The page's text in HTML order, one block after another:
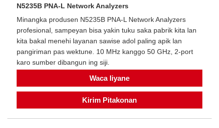
N5235B PNA-L Network Analyzers
Minangka produsen N5235B PNA-L Network Analyzers
profesional, sampeyan bisa yakin tuku saka pabrik kita lan
kita bakal menehi layanan sawise adol paling apik lan
pangiriman pas wektune. 10 MHz kanggo 50 GHz, 2-port
karo sumber dibangun ing siji.
Waca liyane
Kirim Pitakonan